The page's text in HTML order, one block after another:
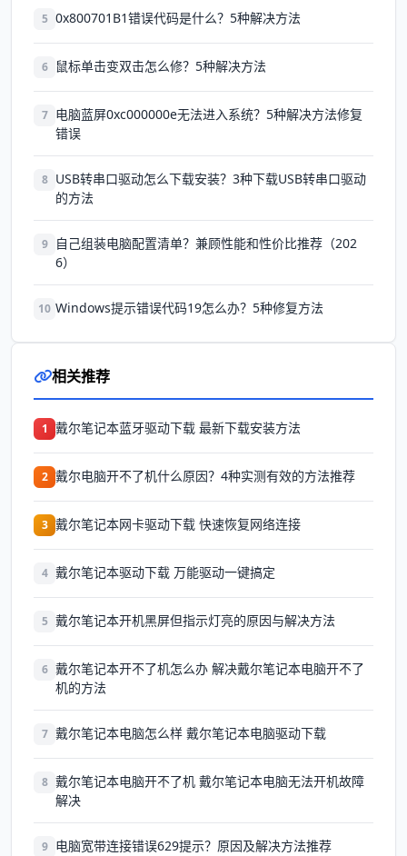
5 0x800701B1错误代码是什么？5种解决方法
6 鼠标单击变双击怎么修？5种解决方法
7 电脑蓝屏0xc000000e无法进入系统？5种解决方法修复
错误
8 USB转串口驱动怎么下载安装？3种下载USB转串口驱动
的方法
9
自己组装电脑配置清单？兼顾性能和性价比推荐（202
6）
10 Windows提示错误代码19怎么办？5种修复方法
相关推荐
1 戴尔笔记本蓝牙驱动下载 最新下载安装方法
2 戴尔电脑开不了机什么原因？4种实测有效的方法推荐
3 戴尔笔记本网卡驱动下载 快速恢复网络连接
4 戴尔笔记本驱动下载 万能驱动一键搞定
5 戴尔笔记本开机黑屏但指示灯亮的原因与解决方法
6 戴尔笔记本开不了机怎么办 解决戴尔笔记本电脑开不了
机的方法
7 戴尔笔记本电脑怎么样 戴尔笔记本电脑驱动下载
8 戴尔笔记本电脑开不了机 戴尔笔记本电脑无法开机故障
解决
9 电脑宽带连接错误629提示？原因及解决方法推荐